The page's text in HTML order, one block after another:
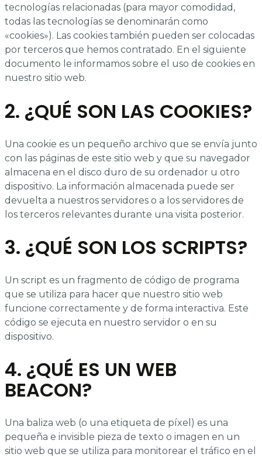
tecnologías relacionadas (para mayor comodidad,
todas las tecnologías se denominarán como
«cookies»). Las cookies también pueden ser colocadas
por terceros que hemos contratado. En el siguiente
documento le informamos sobre el uso de cookies en
nuestro sitio web.
2. ¿QUÉ SON LAS COOKIES?
Una cookie es un pequeño archivo que se envía junto
con las páginas de este sitio web y que su navegador
almacena en el disco duro de su ordenador u otro
dispositivo. La información almacenada puede ser
devuelta a nuestros servidores o a los servidores de
los terceros relevantes durante una visita posterior.
3. ¿QUÉ SON LOS SCRIPTS?
Un script es un fragmento de código de programa
que se utiliza para hacer que nuestro sitio web
funcione correctamente y de forma interactiva. Este
código se ejecuta en nuestro servidor o en su
dispositivo.
4. ¿QUÉ ES UN WEB
BEACON?
Una baliza web (o una etiqueta de píxel) es una
pequeña e invisible pieza de texto o imagen en un
sitio web que se utiliza para monitorear el tráfico en el